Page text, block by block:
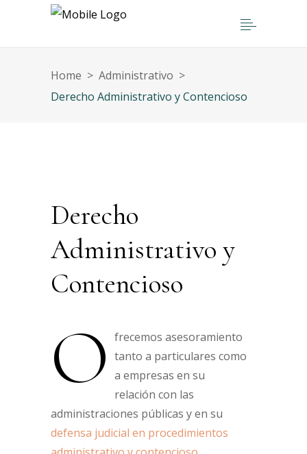
Home > Administrativo >
Derecho Administrativo y Contencioso
Derecho
Administrativo y
Contencioso
O frecemos asesoramiento
tanto a particulares como
a empresas en su
relación con las
administraciones públicas y en su
defensa judicial en procedimientos